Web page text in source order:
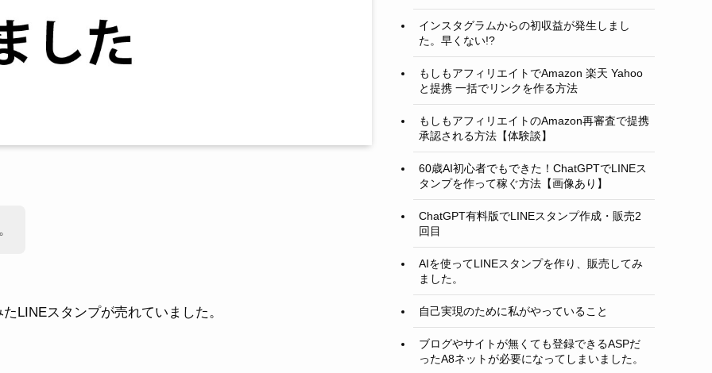
LINEスタンプが売れていました。
インスタグラムからの初収益が発生しまし
た。早くない!?
もしもアフィリエイトでAmazon 楽天 Yahoo
と提携 一括でリンクを作る方法
もしもアフィリエイトのAmazon再審査で提携
承認される方法【体験談】
60歳AI初心者でもできた！ChatGPTでLINEス
タンプを作って稼ぐ方法【画像あり】
ChatGPT有料版でLINEスタンプ作成・販売2
回目
AIを使ってLINEスタンプを作り、販売してみ
ました。
自己実現のために私がやっていること
ブログやサイトが無くても登録できるASPだ
ったA8ネットが必要になってしまいました。